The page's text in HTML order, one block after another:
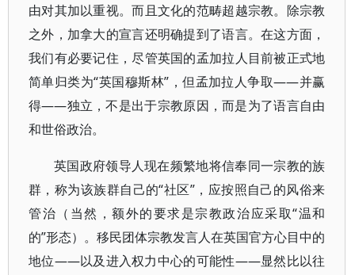
由对其加以重视。而且文化的范畴超越宗教。除宗教
之外，加拿大的宣言还明确提到了语言。在这方面，
我们有必要记住，尽管英国的孟加拉人目前被正式地
简单归类为“英国穆斯林”，但孟加拉人争取——并赢
得——独立，不是出于宗教原因，而是为了语言自由
和世俗政治。
英国政府领导人现在频繁地将信奉同一宗教的族
群，称为该族群自己的“社区”，应按照自己的风俗来
管治（当然，额外的要求是宗教政治应采取“温和
的”形态）。移民团体宗教发言人在英国官方心目中的
地位——以及进入权力中心的可能性——显然比以往